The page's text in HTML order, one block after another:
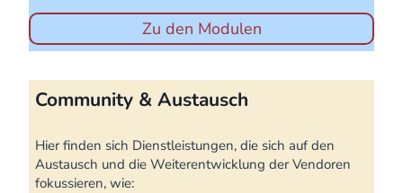
Zu den Modulen
Community & Austausch
Hier finden sich Dienstleistungen, die sich auf den
Austausch und die Weiterentwicklung der Vendoren
fokussieren, wie: